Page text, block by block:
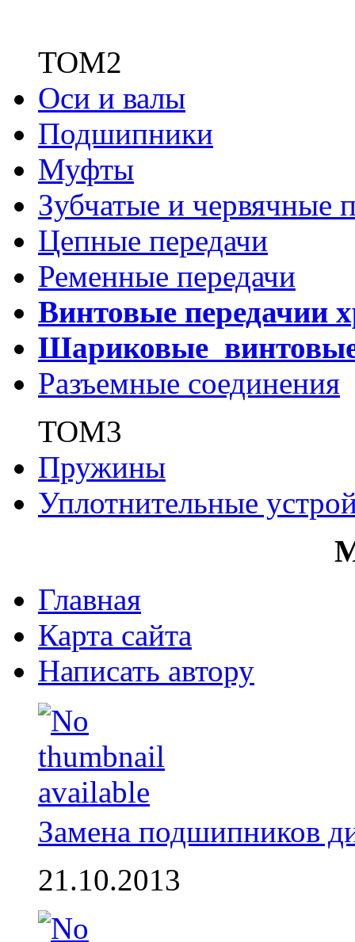
ТОМ2
Оси и валы
Подшипники
Муфты
Зубчатые и червячные
Цепные передачи
Ременные передачи
Винтовые передачии
Шариковые
Разъемные соединения
ТОМ3
Пружины
Уплотнительные
Главная
Карта сайта
Написать автору
Замена подшипников
21.10.2013